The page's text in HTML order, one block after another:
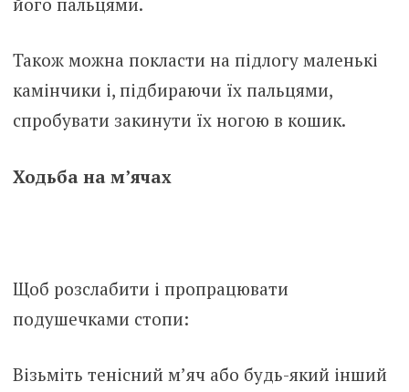
Також можна покласти на підлогу маленькі
камінчики і, підбираючи їх пальцями,
спробувати закинути їх ногою в кошик.
Ходьба на м’ячах
Щоб розслабити і пропрацювати
подушечками стопи:
Візьміть тенісний м’яч або будь-який інший